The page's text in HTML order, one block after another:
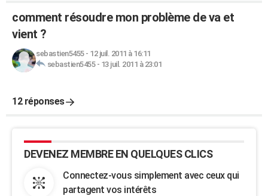
comment résoudre mon problème de va et
vient ?
sebastien5455- 12 juil. 2011 à 16:11
sebastien5455- 13 juil. 2011 à 23:01
12 réponses
DEVENEZ MEMBRE EN QUELQUES CLICS
Connectez-vous simplement avec ceux qui
partagent vos intérêts